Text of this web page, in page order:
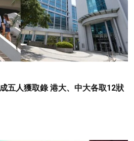
五人獲取錄 港大、中大各取12狀